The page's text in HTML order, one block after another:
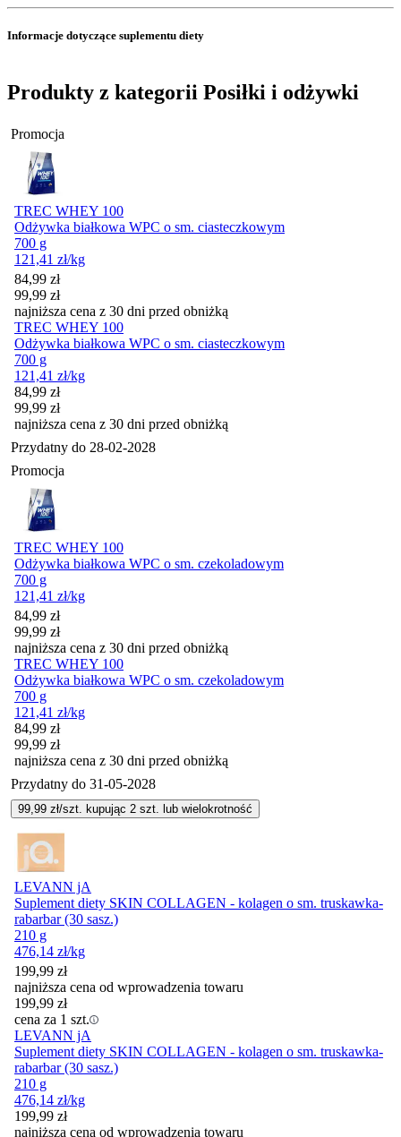
Informacje dotyczące suplementu diety
Produkty z kategorii Posiłki i odżywki
Promocja
TREC WHEY 100
Odżywka białkowa WPC o sm. ciasteczkowym
700 g
121,41 zł/kg
Cena promocyjna
84,99 zł
99,99 zł
najniższa cena z 30 dni przed obniżką
TREC WHEY 100
Odżywka białkowa WPC o sm. ciasteczkowym
700 g
121,41 zł/kg
Cena promocyjna
84,99 zł
99,99 zł
najniższa cena z 30 dni przed obniżką
Przydatny do 28-02-2028
Promocja
TREC WHEY 100
Odżywka białkowa WPC o sm. czekoladowym
700 g
121,41 zł/kg
Cena promocyjna
84,99 zł
99,99 zł
najniższa cena z 30 dni przed obniżką
TREC WHEY 100
Odżywka białkowa WPC o sm. czekoladowym
700 g
121,41 zł/kg
Cena promocyjna
84,99 zł
99,99 zł
najniższa cena z 30 dni przed obniżką
Przydatny do 31-05-2028
99,99 zł/szt. kupując 2 szt. lub wielokrotność
LEVANN jA
Suplement diety SKIN COLLAGEN - kolagen o sm. truskawka-
rabarbar (30 sasz.)
210 g
476,14 zł/kg
199,99 zł
najniższa cena od wprowadzenia towaru
199,99 zł
cena za 1 szt.
LEVANN jA
Suplement diety SKIN COLLAGEN - kolagen o sm. truskawka-
rabarbar (30 sasz.)
210 g
476,14 zł/kg
199,99 zł
najniższa cena od wprowadzenia towaru